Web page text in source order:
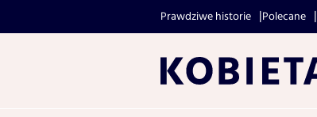
Prawdziwe historie Polecane